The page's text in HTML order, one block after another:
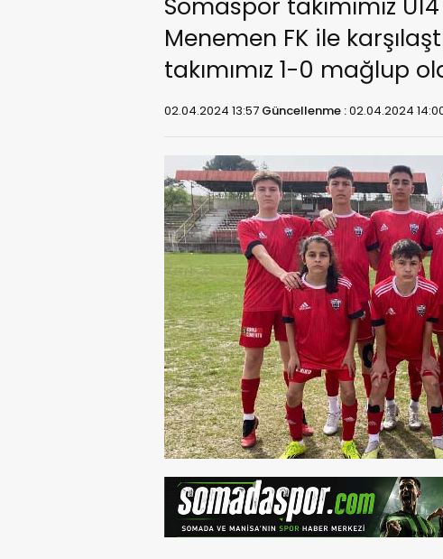
Somaspor takımımız
Menemen FK ile
takımımız 1-0 mağlup
02.04.2024 13:57 Güncellenme :02.04.2024